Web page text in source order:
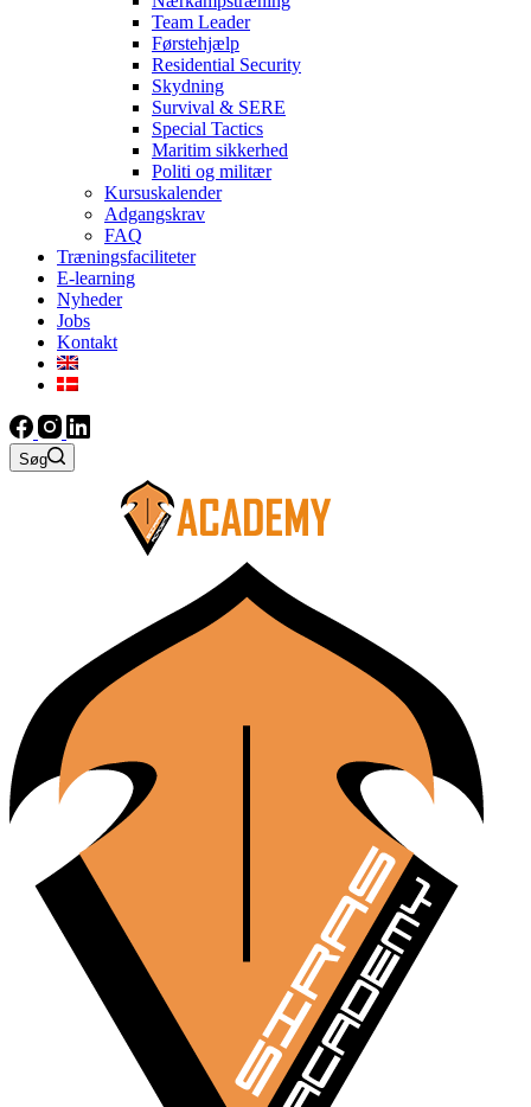
Team Leader
Førstehjælp
Residential Security
Skydning
Survival & SERE
Special Tactics
Maritim sikkerhed
Politi og militær
Kursuskalender
Adgangskrav
FAQ
Træningsfaciliteter
E-learning
Nyheder
Jobs
Kontakt
Søg